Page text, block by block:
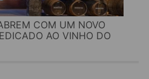
COM UM NOVO
AO VINHO DO